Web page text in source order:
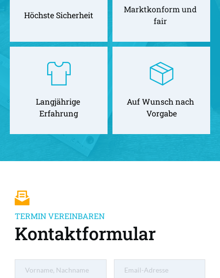
Höchste Sicherheit
Marktkonform und
fair
Langjährige
Erfahrung
Auf Wunsch nach
Vorgabe
TERMIN VEREINBAREN
Kontaktformular